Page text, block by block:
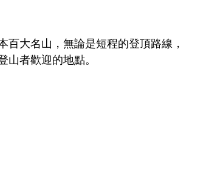
百大名山，無論是短程的登頂路線，
山者歡迎的地點。